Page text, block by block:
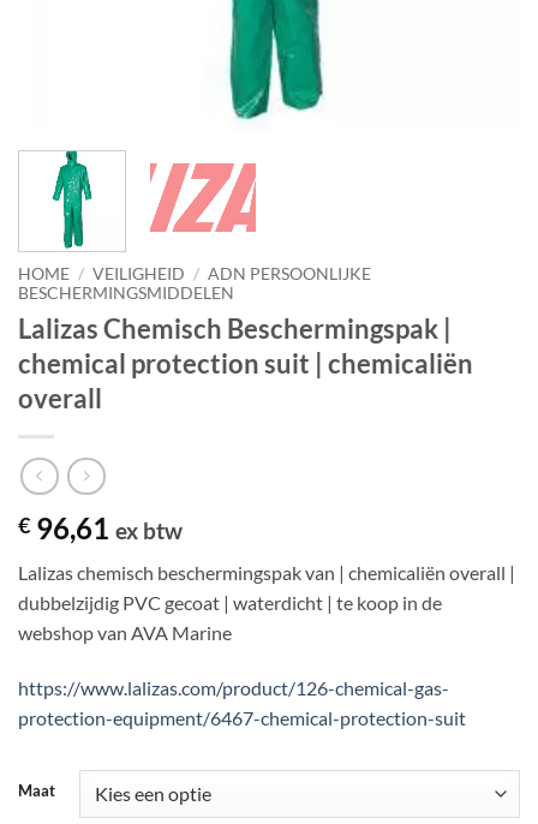
HOME / VEILIGHEID / ADN PERSOONLIJKE
BESCHERMINGSMIDDELEN
Lalizas Chemisch Beschermingspak |
chemical protection suit | chemicaliën
overall
€ 96,61 ex btw
Lalizas chemisch beschermingspak van | chemicaliën overall |
dubbelzijdig PVC gecoat | waterdicht | te koop in de
webshop van AVA Marine
https://www.lalizas.com/product/126-chemical-gas-
protection-equipment/6467-chemical-protection-suit
Maat